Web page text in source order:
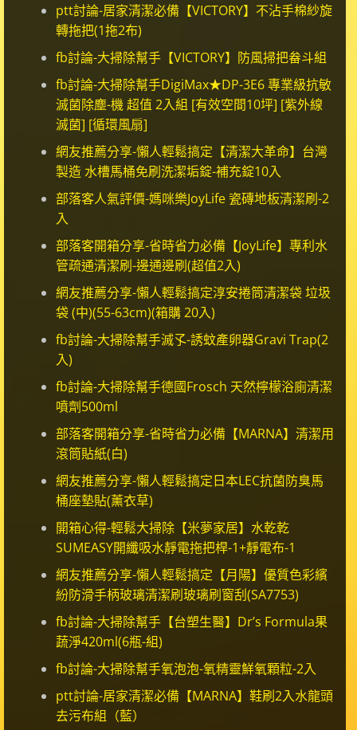
ptt討論-居家清潔必備【VICTORY】不沾手棉紗旋
轉拖把(1拖2布)
fb討論-大掃除幫手【VICTORY】防風掃把畚斗組
fb討論-大掃除幫手DigiMax★DP-3E6 專業級抗敏
滅菌除塵-機 超值 2入組 [有效空間10坪] [紫外線
滅菌] [循環風扇]
網友推薦分享-懶人輕鬆搞定【清潔大革命】台灣
製造 水槽馬桶免刷洗潔垢錠-補充錠10入
部落客人氣評價-媽咪樂JoyLife 瓷磚地板清潔刷-2
入
部落客開箱分享-省時省力必備【JoyLife】專利水
管疏通清潔刷-邊通邊刷(超值2入)
網友推薦分享-懶人輕鬆搞定淳安捲筒清潔袋 垃圾
袋 (中)(55-63cm)(箱購 20入)
fb討論-大掃除幫手滅孓-誘蚊產卵器Gravi Trap(2
入)
fb討論-大掃除幫手德國Frosch 天然檸檬浴廁清潔
噴劑500ml
部落客開箱分享-省時省力必備【MARNA】清潔用
滾筒貼紙(白)
網友推薦分享-懶人輕鬆搞定日本LEC抗菌防臭馬
桶座墊貼(薰衣草)
開箱心得-輕鬆大掃除【米夢家居】水乾乾
SUMEASY開纖吸水靜電拖把桿-1+靜電布-1
網友推薦分享-懶人輕鬆搞定【月陽】優質色彩繽
紛防滑手柄玻璃清潔刷玻璃刷窗刮(SA7753)
fb討論-大掃除幫手【台塑生醫】Dr’s Formula果
蔬淨420ml(6瓶-組)
fb討論-大掃除幫手氧泡泡-氧精靈鮮氧顆粒-2入
ptt討論-居家清潔必備【MARNA】鞋刷2入水龍頭
去污布組（藍）